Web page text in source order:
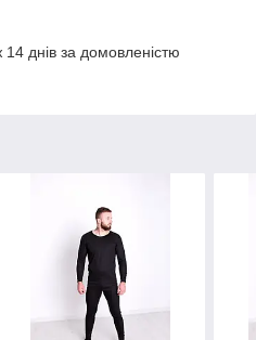
днів за домовленістю